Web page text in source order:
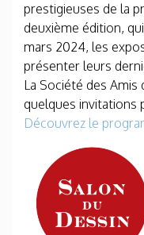
prestigieuses de la
deuxième édition,
mars 2024, les
présenter leurs
La Société des Amis
quelques invitations
Découvrez le